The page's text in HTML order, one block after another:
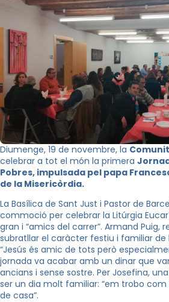
Diumenge, 19 de novembre, la
celebrar a tot el món la primera
Pobres, impulsada pel papa
de la Misericòrdia.
La Basílica de Sant Just i Pastor de
commoció per celebrar la Litúrgia
gran i “amics del carrer”. Armand Puig,
subratllar el caràcter festiu i familiar de
“Jesús és amic de tots però
jornada va acabar amb un dinar que
ancians i sense sostre. Per Josefina,
ser un dia molt familiar: “em trobo
de casa”.